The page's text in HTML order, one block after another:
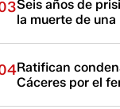
Seis años de
la muerte de
Ratifican
Cáceres por el